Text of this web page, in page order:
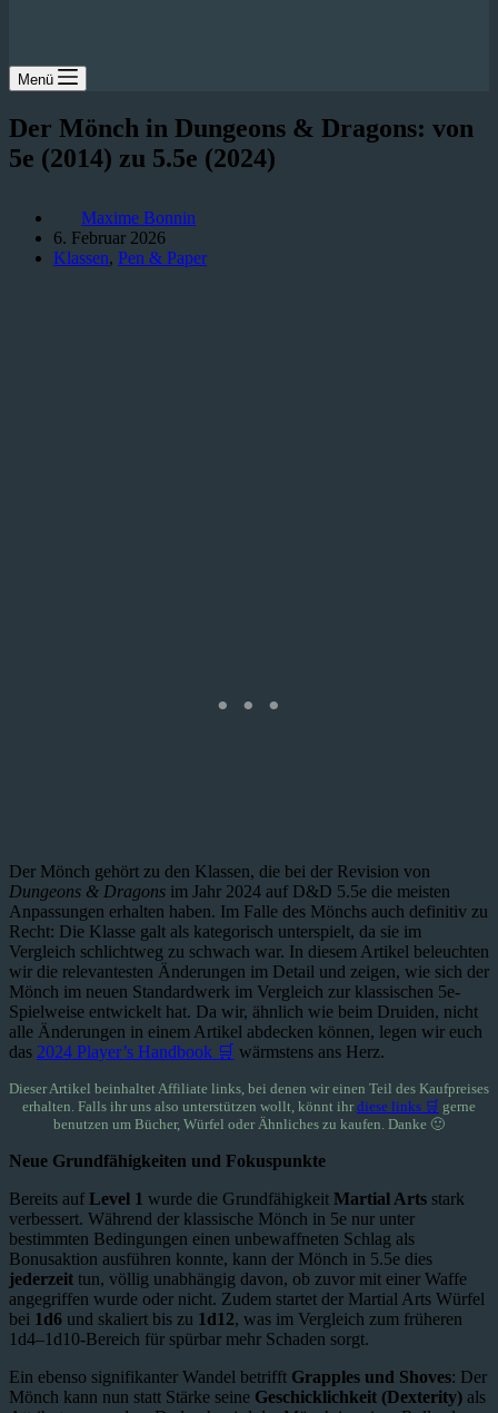
Menü
Der Mönch in Dungeons & Dragons: von
5e (2014) zu 5.5e (2024)
Maxime Bonnin
6. Februar 2026
Klassen, Pen & Paper
Der Mönch gehört zu den Klassen, die bei der Revision von
Dungeons & Dragons im Jahr 2024 auf D&D 5.5e die meisten
Anpassungen erhalten haben. Im Falle des Mönchs auch definitiv zu
Recht: Die Klasse galt als kategorisch unterspielt, da sie im
Vergleich schlichtweg zu schwach war. In diesem Artikel beleuchten
wir die relevantesten Änderungen im Detail und zeigen, wie sich der
Mönch im neuen Standardwerk im Vergleich zur klassischen 5e-
Spielweise entwickelt hat. Da wir, ähnlich wie beim Druiden, nicht
alle Änderungen in einem Artikel abdecken können, legen wir euch
das 2024 Player’s Handbook 🛒 wärmstens ans Herz.
Dieser Artikel beinhaltet Affiliate links, bei denen wir einen Teil des Kaufpreises
erhalten. Falls ihr uns also unterstützen wollt, könnt ihrdiese links 🛒 gerne
benutzen um Bücher, Würfel oder Ähnliches zu kaufen. Danke 🙂
Neue Grundfähigkeiten und Fokuspunkte
Bereits auf Level 1 wurde die Grundfähigkeit Martial Arts stark
verbessert. Während der klassische Mönch in 5e nur unter
bestimmten Bedingungen einen unbewaffneten Schlag als
Bonusaktion ausführen konnte, kann der Mönch in 5.5e dies
jederzeit tun, völlig unabhängig davon, ob zuvor mit einer Waffe
angegriffen wurde oder nicht. Zudem startet der Martial Arts Würfel
bei 1d6 und skaliert bis zu 1d12, was im Vergleich zum früheren
1d4–1d10-Bereich für spürbar mehr Schaden sorgt.
Ein ebenso signifikanter Wandel betrifft Grapples und Shoves: Der
Mönch kann nun statt Stärke seine Geschicklichkeit (Dexterity) als